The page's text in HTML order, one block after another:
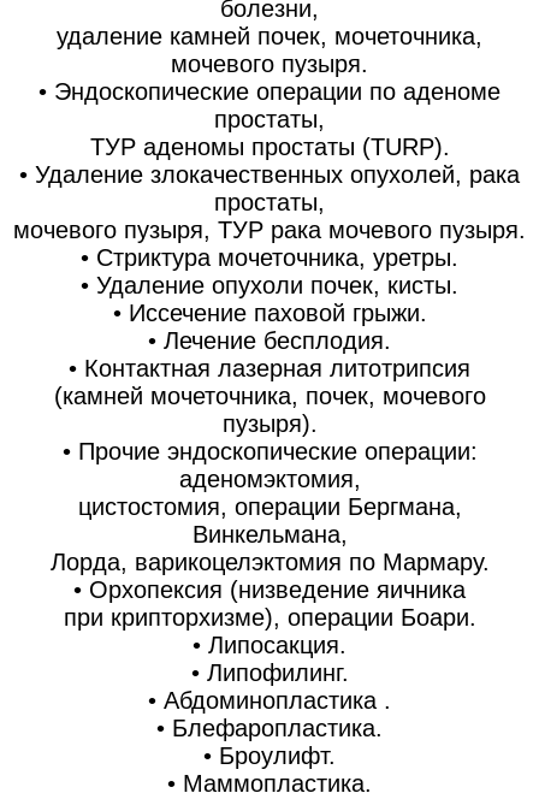
болезни,
удаление камней почек, мочеточника,
мочевого пузыря.
• Эндоскопические операции по аденоме
простаты,
ТУР аденомы простаты (TURP).
• Удаление злокачественных опухолей, рака
простаты,
мочевого пузыря, ТУР рака мочевого пузыря.
• Стриктура мочеточника, уретры.
• Удаление опухоли почек, кисты.
• Иссечение паховой грыжи.
• Лечение бесплодия.
• Контактная лазерная литотрипсия
(камней мочеточника, почек, мочевого
пузыря).
• Прочие эндоскопические операции:
аденомэктомия,
цистостомия, операции Бергмана,
Винкельмана,
Лорда, варикоцелэктомия по Мармару.
• Орхопексия (низведение яичника
при крипторхизме), операции Боари.
• Липосакция.
• Липофилинг.
• Абдоминопластика .
• Блефаропластика.
• Броулифт.
• Маммопластика.